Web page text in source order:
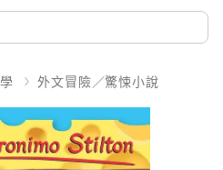
外文冒險／驚悚小說